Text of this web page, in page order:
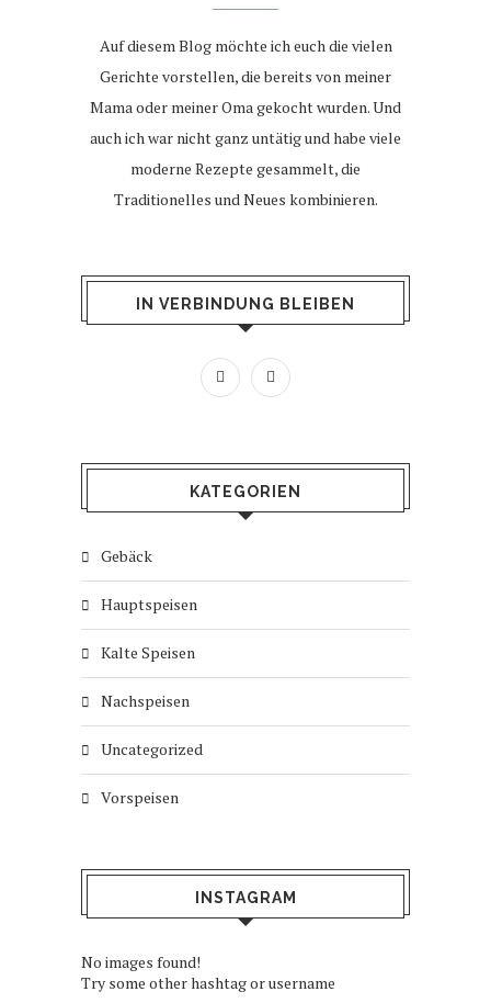
Auf diesem Blog möchte ich euch die vielen
Gerichte vorstellen, die bereits von meiner
Mama oder meiner Oma gekocht wurden. Und
auch ich war nicht ganz untätig und habe viele
moderne Rezepte gesammelt, die
Traditionelles und Neues kombinieren.
IN VERBINDUNG BLEIBEN
KATEGORIEN
Gebäck
Hauptspeisen
Kalte Speisen
Nachspeisen
Uncategorized
Vorspeisen
INSTAGRAM
No images found!
Try some other hashtag or username